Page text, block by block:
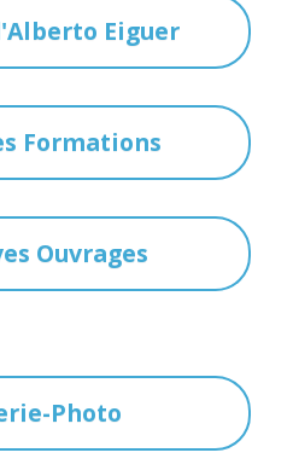
Eiguer
Formations
Ouvrages
Photo